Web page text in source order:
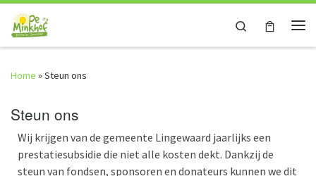
Skip to content
Search
Home »Steun ons
Steun ons
Wij krijgen van de gemeente Lingewaard jaarlijks een
prestatiesubsidie die niet alle kosten dekt. Dankzij de
steun van fondsen, sponsoren en donateurs kunnen we dit